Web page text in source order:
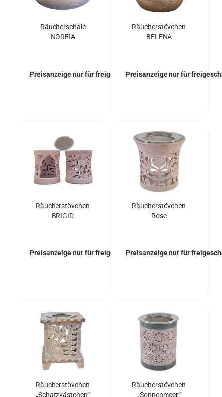
Räucherschale
NOREIA
Preisanzeige nur für freigeschaltete Kunden
Räucherstövchen
BELENA
Preisanzeige nur für
Räucherstövchen
BRIGID
Preisanzeige nur für freigeschaltete Kunden
Räucherstövchen
"Rose"
Preisanzeige nur für
Räucherstövchen
„Schatzkästchen“
Räucherstövchen
„Sonnenmeer“